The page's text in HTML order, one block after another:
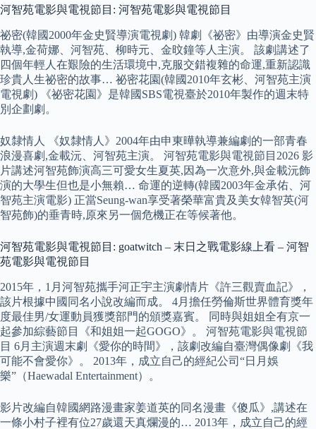
河智苑電影與電視節目: 河智苑電影與電視節目
祕密(韓國2000年金史賢導演電視劇) 韓劇《祕密》由導演金史賢
執導,金荷娜、河智苑、柳時元、金旼鐘等人主演。 該劇講述了
四個年輕人在艱險的生活環境中,克服交錯複雜的命運,重新認識
珍貴人生祕密的故事… 祕密花園(韓國2010年玄彬、河智苑主演
電視劇) 《祕密花園》是韓國SBS電視臺於2010年製作的週末特
別企劃劇。
奴隸情人 《奴隸情人》2004年由申東曄執導兼編劇的一部青春
浪漫喜劇,金載沅、河智苑主演。 河智苑電影與電視節目2026 影
片講述河智苑飾演高三可愛女生夏英,因為一次意外,與金載沅飾
演的大學生但也是小無賴… 命運的逆轉(韓國2003年金承佑、河
智苑主演電影) 正當Seung-wan享受著榮華富貴及美女韓智英(河
智苑飾)的垂青時,原來另一個危機正在等候著他。
河智苑電影與電視節目: goatwitch – 末日之戰電影線上看 – 河智
苑電影與電視節目
2015年，1月河智苑攜手河正宇主演劇情片《許三觀賣血記》，
該片根據中國同名小說改編而成。 4月擔任勞倫斯世界體育獎年
度最佳男/女運動員獲獎部門的頒獎嘉賓。 同時與姐姐全有京一
起參加綜藝節目《和姐姐一起GOGO》。 河智苑電影與電視節
目 6月主演週末劇《愛你的時間》，該劇改編自臺灣偶像劇《我
可能不會愛你》。 2013年，成立自己的經紀公司“日月娛
樂”（Haewadal Entertainment）。
影片改編自韓國網路漫畫家姜道英的同名漫畫《傻瓜》,講述在
一條小村子裡有位27歲還天真爛漫的… 2013年，成立自己的經